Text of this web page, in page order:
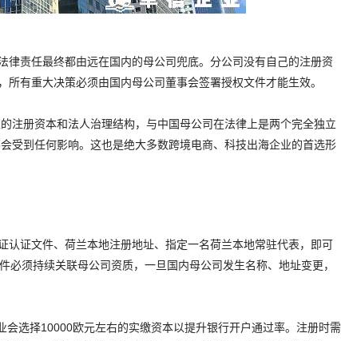
责任最终都由远在国内的母公司兜底。分公司没有自己的注册资
有重大决策必须由国内母公司董事会签署授权文件才能生效。
注册资本和法人治理结构，与中国母公司在法律上是两个完全独立
受到任何影响。这也是绝大多数跨境电商、科技出海企业的首选形
证文件、荷兰本地注册地址、指定一名荷兰本地常驻代表，即可
须持续关联母公司资质，一旦国内母公司发生名称、地址变更，
选择10000欧元左右的实缴资本以提升银行开户通过率。注册时需